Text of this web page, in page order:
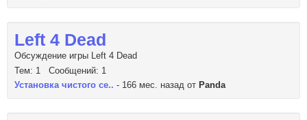
Left 4 Dead
Обсуждение игры Left 4 Dead
Тем: 1 Сообщений: 1
Установка чистого се.. - 166 мес. назад от Panda